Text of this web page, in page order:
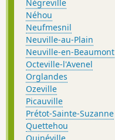
Négreville
Néhou
Neufmesnil
Neuville-au-Plain
Neuville-en-Beaumont
Octeville-l'Avenel
Orglandes
Ozeville
Picauville
Prétot-Sainte-Suzanne
Quettehou